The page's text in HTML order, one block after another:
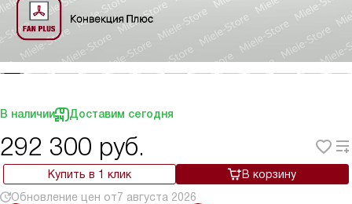
В наличии Доставим сегодня
292 300 руб.
Купить в 1 клик
В корзину
Обновление цен от7 августа 2026